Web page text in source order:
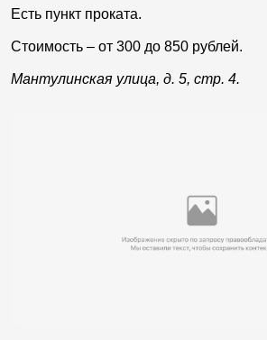
Есть пункт проката.
Стоимость – от 300 до 850 рублей.
Мантулинская улица, д. 5, стр. 4.